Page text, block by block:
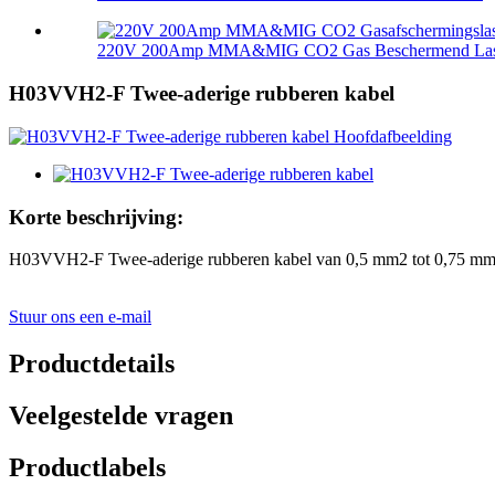
220V 200Amp MMA&MIG CO2 Gas Beschermend
H03VVH2-F Twee-aderige rubberen kabel
Korte beschrijving:
H03VVH2-F Twee-aderige rubberen kabel van 0,5 mm2 tot 0,75
Stuur ons een e-mail
Productdetails
Veelgestelde vragen
Productlabels